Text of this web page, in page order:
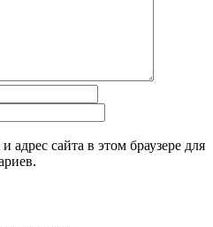
адрес сайта в этом браузере для